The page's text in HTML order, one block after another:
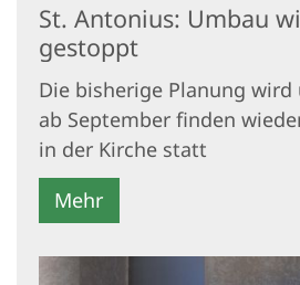
St. Antonius: Umbau
gestoppt
Die bisherige Planung
ab September finden
in der Kirche statt
Mehr